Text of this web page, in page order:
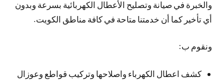
والخبرة في صيانة وتصليح الأعطال الكهربائية بسرعة وبدون
أي تأخير كما أن خدمتنا متاحة في كافة مناطق الكويت.
ونقوم ب:
كشف اعطال الكهرباء واصلاحها وتركيب قواطع وعوزال